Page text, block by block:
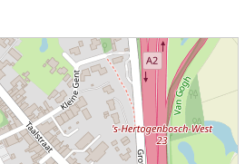
51.65876 / 5.29973 Marktveld